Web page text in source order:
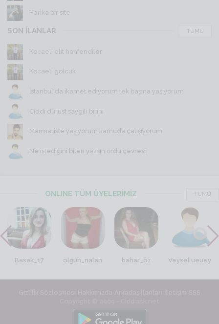
Harika bir site
SON İLANLAR TÜMÜ
Kocaeli elit hanfendiler
Kocaeli golcuk
İstanbul'da ikamet ediyorum tek başına yaşıyorum
Ciddi dürüst saygili birini
Marmariste yaşıyorum kamuda çalışıyorum
Ne istediğini bilen yazsın ordu çevresi
ONLINE TÜM ÜYELERİMİZ TÜMÜ
Basak_17 olgun_nalan bahar_öz Veysel ueuey